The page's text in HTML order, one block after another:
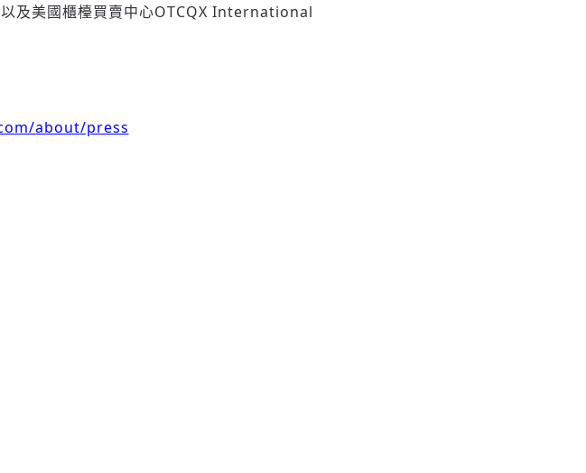
及美國櫃檯買賣中心OTCQX International
about/press